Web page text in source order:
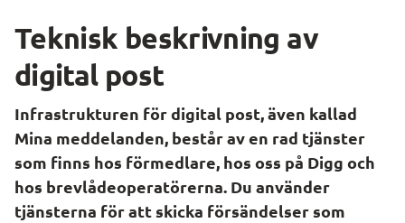
Teknisk beskrivning av
digital post
Infrastrukturen för digital post, även kallad
Mina meddelanden, består av en rad tjänster
som finns hos förmedlare, hos oss på Digg och
hos brevlådeoperatörerna. Du använder
tjänsterna för att skicka försändelser som